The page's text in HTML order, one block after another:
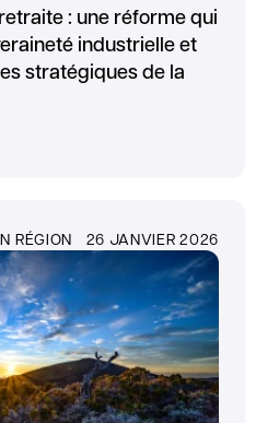
: une réforme qui
industrielle et
stratégiques de la
RÉGION 26 JANVIER 2026